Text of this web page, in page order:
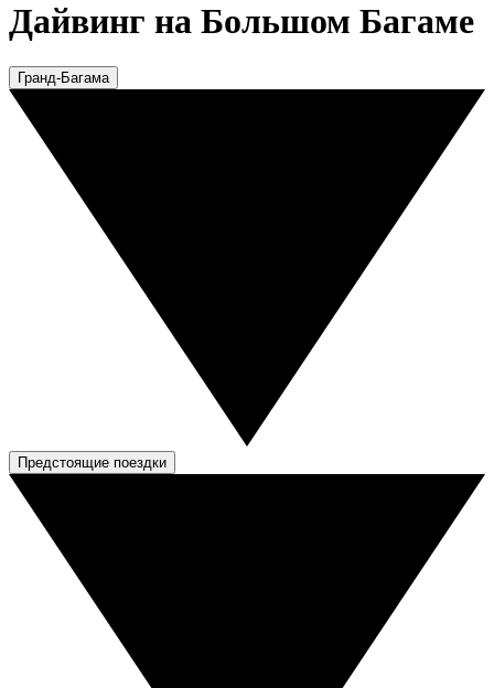
Дайвинг на Большом Багаме
Гранд-Багама
Предстоящие поездки